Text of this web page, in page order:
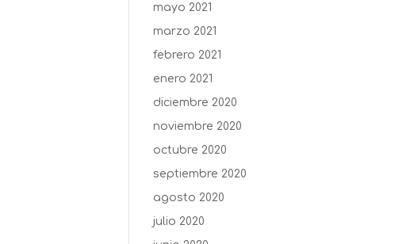
mayo 2021
marzo 2021
febrero 2021
enero 2021
diciembre 2020
noviembre 2020
octubre 2020
septiembre 2020
agosto 2020
julio 2020